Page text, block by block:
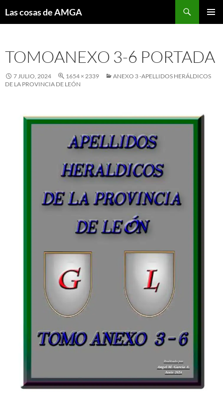
Las cosas de AMGA
TOMOANEXO 3-6 PORTADA
7 JULIO, 2024 1654 × 2339
ANEXO 3 -APELLIDOS HERÁLDICOS
DE LA PROVINCIA DE LEÓN